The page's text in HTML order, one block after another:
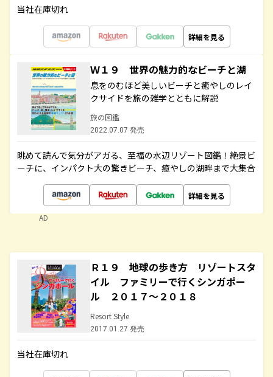
当社在庫切れ
詳細を見る
Ｗ１９ 世界の魅力的なビーチと湖
息をのむほど美しいビーチと癒やしのレイ
クサイドを旅の雑学とともに解説
旅の図鑑
2022.07.07 発売
眺めて読んで気分がアガる、至福の水辺リゾート図鑑！絶景ビ
ーチに、インパクト大の驚きビーチ、癒やしの湖畔まで大集合
詳細を見る
AD
Ｒ１９ 地球の歩き方 リゾートスタ
イル ファミリーで行くシンガポー
ル ２０１７～２０１８
Resort Style
2017.01.27 発売
当社在庫切れ